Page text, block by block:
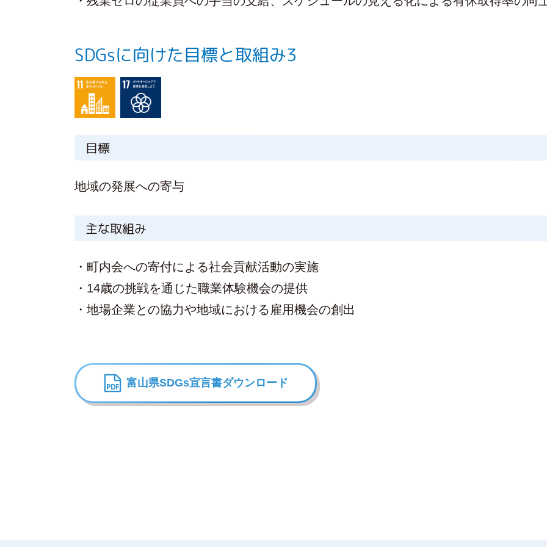
SDGsに向けた目標と取組み3
目標
地域の発展への寄与
主な取組み
・町内会への寄付による社会貢献活動の実施
・14歳の挑戦を通じた職業体験機会の提供
・地場企業との協力や地域における雇用機会の創出
富山県SDGs宣言書ダウンロード